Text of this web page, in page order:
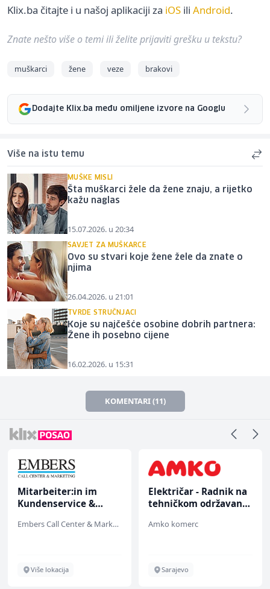
Klix.ba čitajte i u našoj aplikaciji za iOS ili Android.
Znate nešto više o temi ili želite prijaviti grešku u tekstu?
muškarci žene veze brakovi
Dodajte Klix.ba među omiljene izvore na Googlu
Više na istu temu
MUŠKE MISLI
Šta muškarci žele da žene znaju, a rijetko
kažu naglas
15.07.2026. u 20:34
SAVJET ZA MUŠKARCE
Ovo su stvari koje žene žele da znate o
njima
26.04.2026. u 21:01
TVRDE STRUČNJACI
Koje su najčešće osobine dobrih partnera:
Žene ih posebno cijene
16.02.2026. u 15:31
KOMENTARI (11)
Mitarbeiter:in im
Kundenservice &
Embers Call Center & Marketing
Više lokacija
Električar - Radnik na
tehničkom održavanju
Amko komerc
Sarajevo